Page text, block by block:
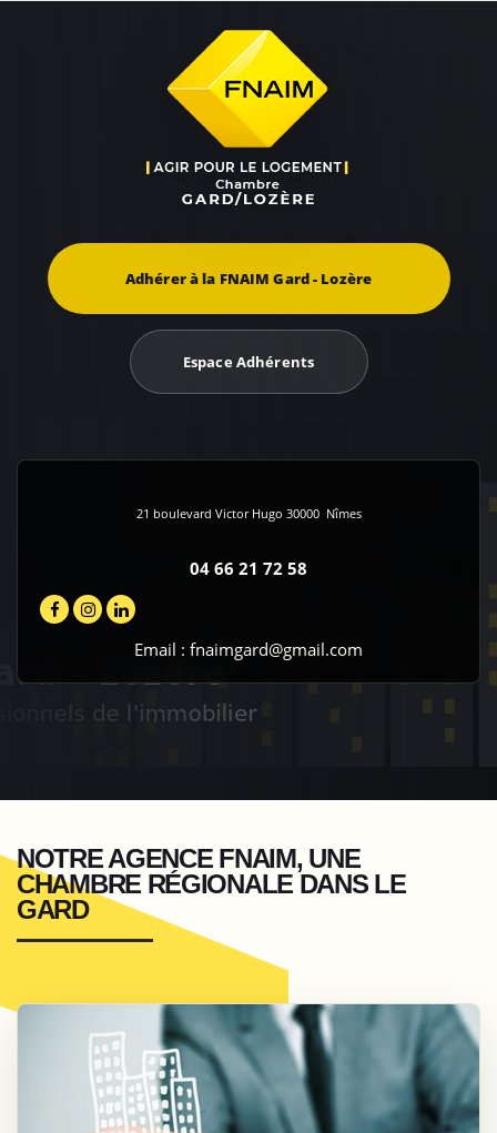
Adhérer à la FNAIM Gard - Lozère
Espace Adhérents
21 boulevard Victor Hugo 30000 Nîmes
04 66 21 72 58
Email : fnaimgard@gmail.com
NOTRE AGENCE FNAIM, UNE
CHAMBRE RÉGIONALE DANS LE
GARD